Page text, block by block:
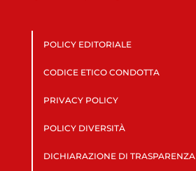
POLICY EDITORIALE
CODICE ETICO CONDOTTA
PRIVACY POLICY
POLICY DIVERSITÀ
DICHIARAZIONE DI TRASPARENZA